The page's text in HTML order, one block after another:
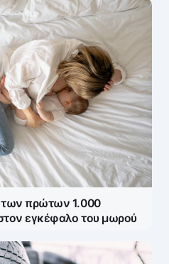
πρώτων 1.000
εγκέφαλο του μωρού